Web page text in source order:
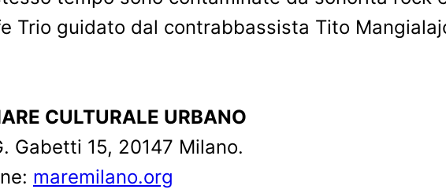
Trio guidato dal contrabbassista Tito
CULTURALE URBANO
Gabetti 15, 20147 Milano.
maremilano.org